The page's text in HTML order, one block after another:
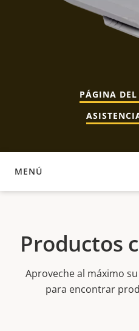
PÁGINA
MENÚ
PRODUCTOS COMPATIBLES
Productos
Aproveche al máximo
para encontrar